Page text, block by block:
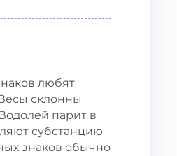
любят
склонны
парит в
субстанцию
знаков обычно